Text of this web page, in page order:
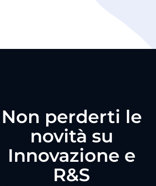
Non perderti le
novità su
Innovazione e
R&S